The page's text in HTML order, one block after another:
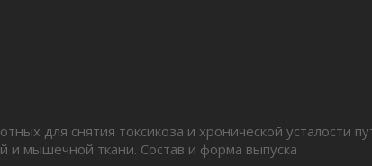
для снятия токсикоза и хронической усталости
и мышечной ткани. Состав и форма выпуска